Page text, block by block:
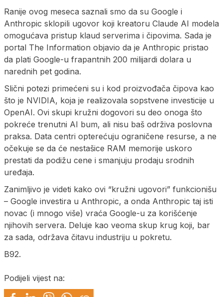
Ranije ovog meseca saznali smo da su Google i
Anthropic sklopili ugovor koji kreatoru Claude AI modela
omogućava pristup klaud serverima i čipovima. Sada je
portal The Information objavio da je Anthropic pristao
da plati Google-u frapantnih 200 milijardi dolara u
narednih pet godina.
Slični potezi primećeni su i kod proizvođača čipova kao
što je NVIDIA, koja je realizovala sopstvene investicije u
OpenAI. Ovi skupi kružni dogovori su deo onoga što
pokreće trenutni AI bum, ali nisu baš održiva poslovna
praksa. Data centri opterećuju ograničene resurse, a ne
očekuje se da će nestašice RAM memorije uskoro
prestati da podižu cene i smanjuju prodaju srodnih
uređaja.
Zanimljivo je videti kako ovi “kružni ugovori” funkcionišu
– Google investira u Anthropic, a onda Anthropic taj isti
novac (i mnogo više) vraća Google-u za korišćenje
njihovih servera. Deluje kao veoma skup krug koji, bar
za sada, održava čitavu industriju u pokretu.
B92.
Podijeli vijest na: